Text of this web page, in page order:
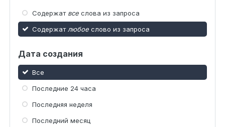
Содержат все слова из запроса
Содержат любое слово из запроса
Дата создания
Все
Последние 24 часа
Последняя неделя
Последний месяц